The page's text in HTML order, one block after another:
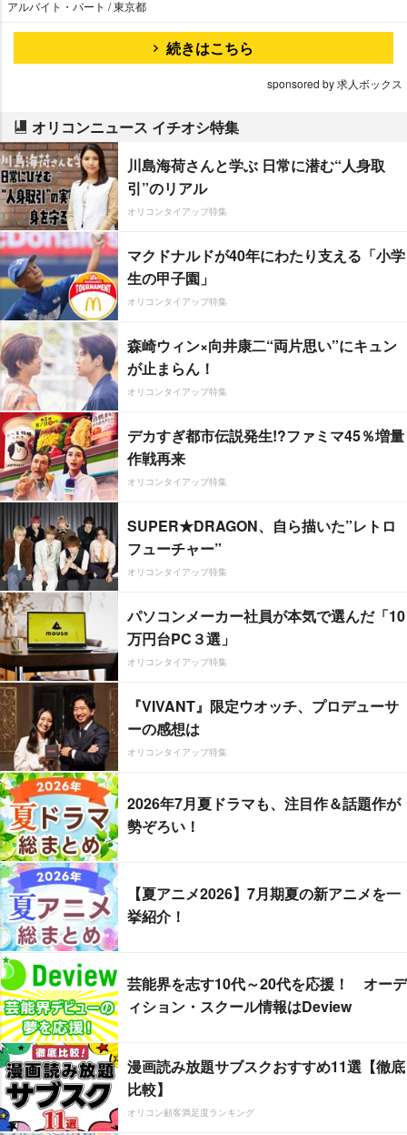
アルバイト・パート / 東京都
続きはこちら
sponsored by 求人ボックス
オリコンニュース イチオシ特集
川島海荷さんと学ぶ 日常に潜む“人身取
引”のリアル
オリコンタイアップ特集
マクドナルドが40年にわたり支える「小学
生の甲子園」
オリコンタイアップ特集
森崎ウィン×向井康二“両片思い”にキュン
が止まらん！
オリコンタイアップ特集
デカすぎ都市伝説発生!?ファミマ45％増量
作戦再来
オリコンタイアップ特集
SUPER★DRAGON、自ら描いた”レトロ
フューチャー”
オリコンタイアップ特集
パソコンメーカー社員が本気で選んだ「10
万円台PC３選」
オリコンタイアップ特集
『VIVANT』限定ウオッチ、プロデューサ
ーの感想は
オリコンタイアップ特集
2026年7月夏ドラマも、注目作＆話題作が
勢ぞろい！
【夏アニメ2026】7月期夏の新アニメを一
挙紹介！
芸能界を志す10代～20代を応援！ オーデ
ィション・スクール情報はDeview
漫画読み放題サブスクおすすめ11選【徹底
比較】
オリコン顧客満足度ランキング